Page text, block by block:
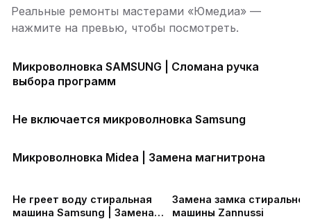
Реальные ремонты мастерами «Юмедиа» —
нажмите на превью, чтобы посмотреть.
Микроволновка SAMSUNG | Сломана ручка
выбора программ
Не включается микроволновка Samsung
Микроволновка Midea | Замена магнитрона
Не греет воду стиральная
машина Samsung | Замена
Замена замка стиральной
машины Zannussi